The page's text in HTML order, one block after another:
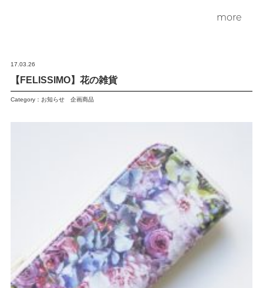
more
17.03.26
【FELISSIMO】花の雑貨
Category： お知らせ 企画商品